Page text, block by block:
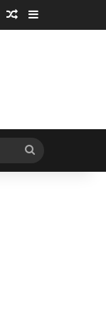
Kayıt OlRastgele Makale
yap